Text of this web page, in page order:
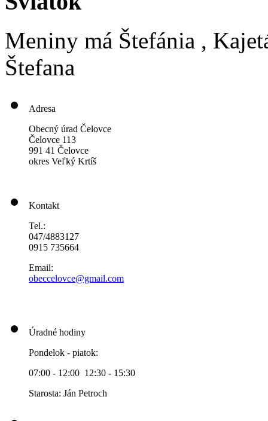
Meniny má Štefánia ,
Štefana
Adresa
Obecný úrad Čelovce
Čelovce 113
991 41 Čelovce
okres Veľký Krtíš
Kontakt
Tel.:
047/4883127
0915 735664
Email:
obeccelovce@gmail.com
Úradné hodiny
Pondelok - piatok:
07:00 - 12:00 12:30 - 15:30
Starosta: Ján Petroch